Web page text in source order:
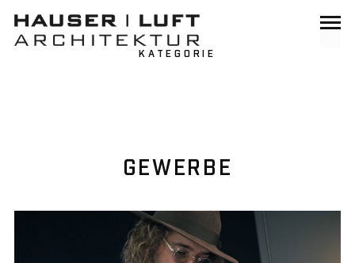
KATEGORIE
GEWERBE